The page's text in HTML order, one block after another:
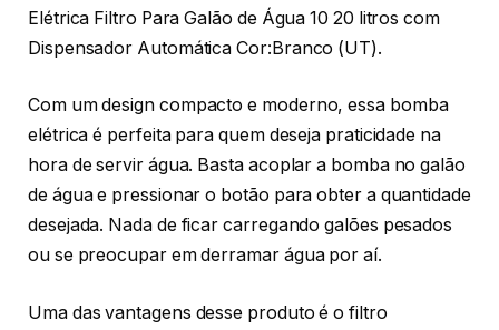
Elétrica Filtro Para Galão de Água 10 20 litros com
Dispensador Automática Cor:Branco (UT).
Com um design compacto e moderno, essa bomba
elétrica é perfeita para quem deseja praticidade na
hora de servir água. Basta acoplar a bomba no galão
de água e pressionar o botão para obter a quantidade
desejada. Nada de ficar carregando galões pesados
ou se preocupar em derramar água por aí.
Uma das vantagens desse produto é o filtro